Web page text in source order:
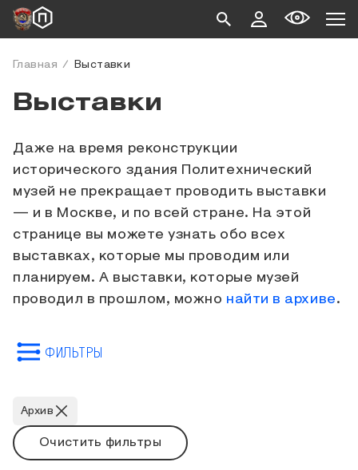
Главная Выставки
Выставки
Даже на время реконструкции
исторического здания Политехнический
музей не прекращает проводить выставки
— и в Москве, и по всей стране. На этой
странице вы можете узнать обо всех
выставках, которые мы проводим или
планируем. А выставки, которые музей
проводил в прошлом, можно найти в архиве.
ФИЛЬТРЫ
Архив
Очистить фильтры